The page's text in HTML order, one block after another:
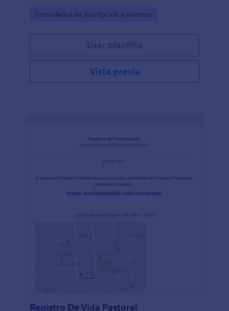
de programar.
Go to Category:
Formularios de inscripción a eventos
Usar plantilla
Vista previa
Registro De Vida Pastoral